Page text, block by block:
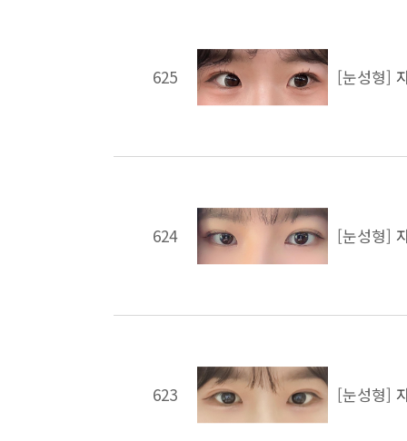
625 [눈성형]
624 [눈성형]
623 [눈성형]